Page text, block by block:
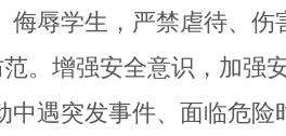
侮辱学生，严禁虐待、伤
范。增强安全意识，加
中遇突发事件、面临危